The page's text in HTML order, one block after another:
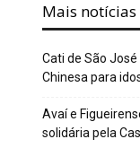
Mais notícias
Cati de São
Chinesa para
Avaí e
solidária pela